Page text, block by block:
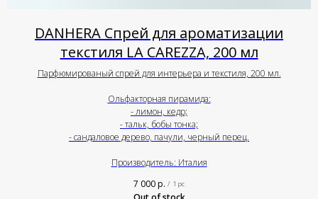
DANHERA Спрей для ароматизации
текстиля LA CAREZZA, 200 мл
Парфюмированый спрей для интерьера и текстиля, 200 мл.
Ольфакторная пирамида:
- лимон, кедр;
- тальк, бобы тонка;
- сандаловое дерево, пачули, черный перец.
Производитель: Италия
7 000р. / 1 pc